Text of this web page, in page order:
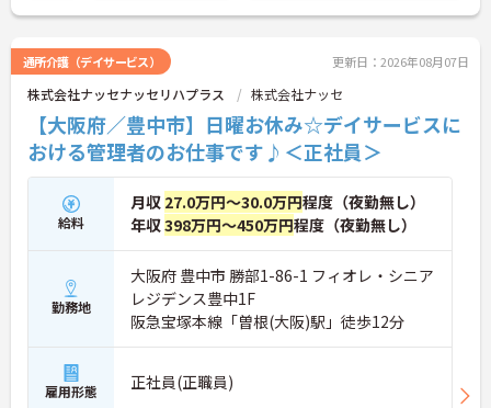
通所介護（デイサービス） 更新日：2026年08月07日
株式会社ナッセナッセリハプラス 株式会社ナッセ
【大阪府／豊中市】日曜お休み☆デイサービスに
おける管理者のお仕事です♪＜正社員＞
給料
月収 27.0万円～30.0万円程度（夜勤無し）
年収398万円～450万円程度（夜勤無し）
勤務地
大阪府 豊中市 勝部1-86-1 フィオレ・シニア
レジデンス豊中1F
阪急宝塚本線「曽根(大阪)駅」徒歩12分
雇用形態 正社員(正職員)